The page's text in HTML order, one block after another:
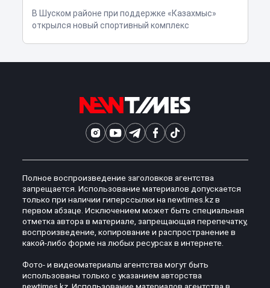
В Шуском районе при поддержке «Казахмыс»
открылся новый спортивный комплекс
Полное воспроизведение заголовков агентства
запрещается. Использование материалов допускается
только при наличии гиперссылки на newtimes.kz в
первом абзаце. Исключением может быть специальная
отметка автора в материале, запрещающая перепечатку,
воспроизведение, копирование и распространение в
какой-либо форме на любых ресурсах в интернете.
Фото- и видеоматериалы агентства могут быть
использованы только с указанием авторства